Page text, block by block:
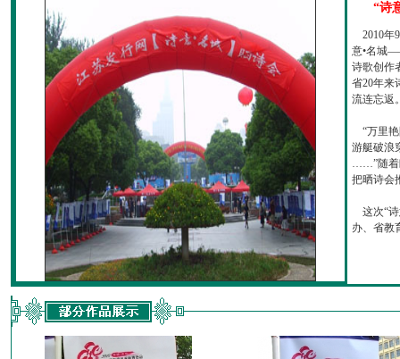
“诗
2010年
意•名城
诗歌创作
省20年来
流连忘返
“万里艳
游艇破浪
……”随着
把晒诗会
这次“诗
办、省教